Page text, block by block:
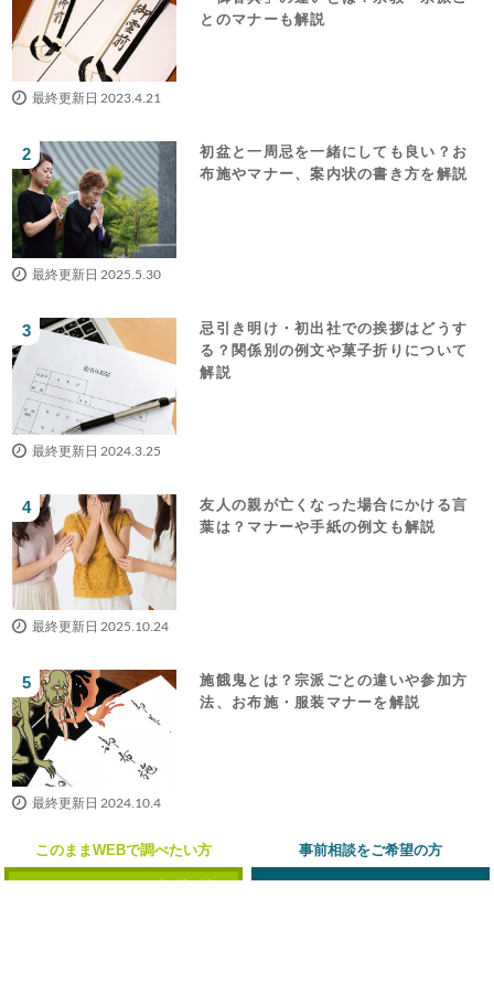
とのマナーも解説
最終更新日 2023.4.21
初盆と一周忌を一緒にしても良い？お
布施やマナー、案内状の書き方を解説
最終更新日 2025.5.30
忌引き明け・初出社での挨拶はどうす
る？関係別の例文や菓子折りについて
解説
最終更新日 2024.3.25
友人の親が亡くなった場合にかける言
葉は？マナーや手紙の例文も解説
最終更新日 2025.10.24
施餓鬼とは？宗派ごとの違いや参加方
法、お布施・服装マナーを解説
最終更新日 2024.10.4
このままWEBで調べたい方 事前相談をご希望の方